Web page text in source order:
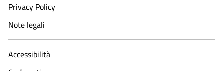
Privacy Policy
Note legali
Accessibilità